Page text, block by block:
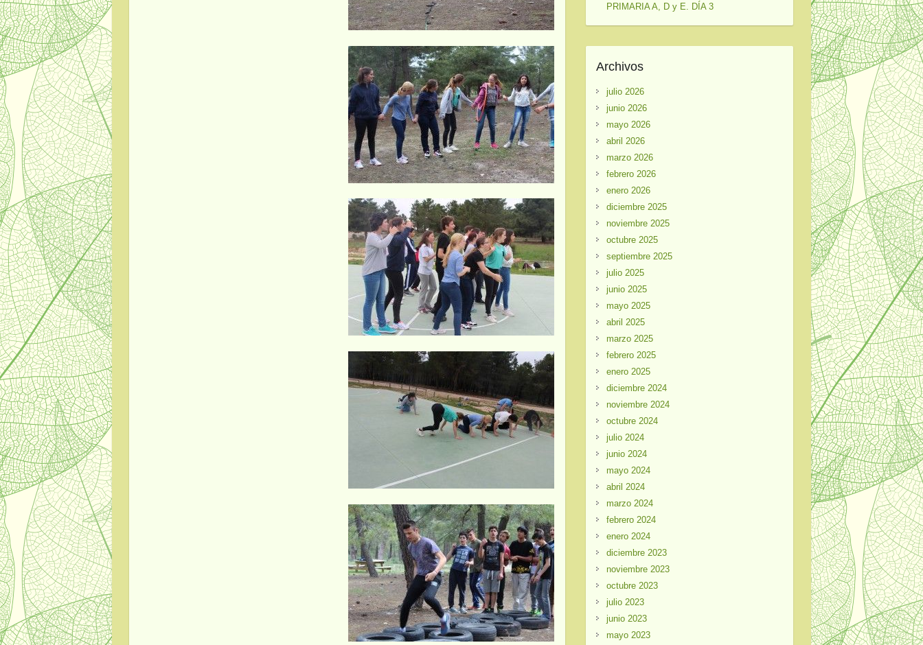
PRIMARIA A, D y E. DÍA 3
Archivos
julio 2026
junio 2026
mayo 2026
abril 2026
marzo 2026
febrero 2026
enero 2026
diciembre 2025
noviembre 2025
octubre 2025
septiembre 2025
julio 2025
junio 2025
mayo 2025
abril 2025
marzo 2025
febrero 2025
enero 2025
diciembre 2024
noviembre 2024
octubre 2024
julio 2024
junio 2024
mayo 2024
abril 2024
marzo 2024
febrero 2024
enero 2024
diciembre 2023
noviembre 2023
octubre 2023
julio 2023
junio 2023
mayo 2023